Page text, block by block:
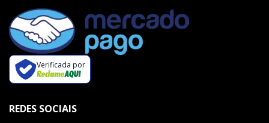
Verificada por
REDES SOCIAIS